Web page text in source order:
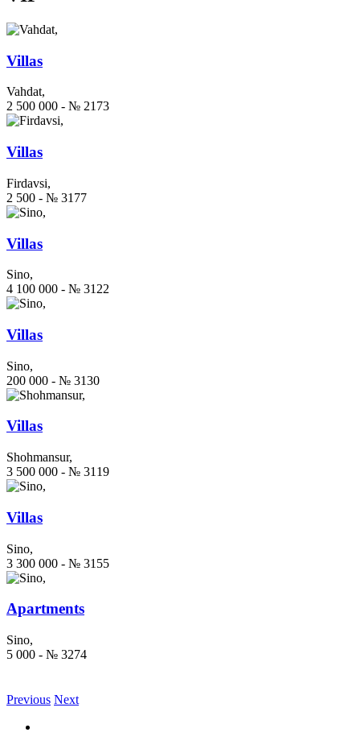
Villas
Vahdat,
2 500 000 - № 2173
Villas
Firdavsi,
2 500 - № 3177
Villas
Sino,
4 100 000 - № 3122
Villas
Sino,
200 000 - № 3130
Villas
Shohmansur,
3 500 000 - № 3119
Villas
Sino,
3 300 000 - № 3155
Apartments
Sino,
5 000 - № 3274
Previous Next